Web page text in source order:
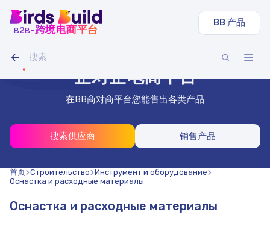
b2b-跨境电商平台
BB 产品
履带式挖掘机 沃尔沃 EC
元840000
谷物混合燕麦豌豆（20 吨）
元21000
干刨板40x140x3000（1000块）
元7700
型材管 40x40x2 mm 方形 3 m（500 件）
元28000
不锈钢丝 1.8 mm 50 m
柔性木瓦、莎莎酱企对企电商平台
在BB商对商平台您能售出各类产品
搜索供应商 销售产品
首页 Строительство Инструмент и оборудование
Оснастка и расходные материалы
Оснастка и расходные материалы